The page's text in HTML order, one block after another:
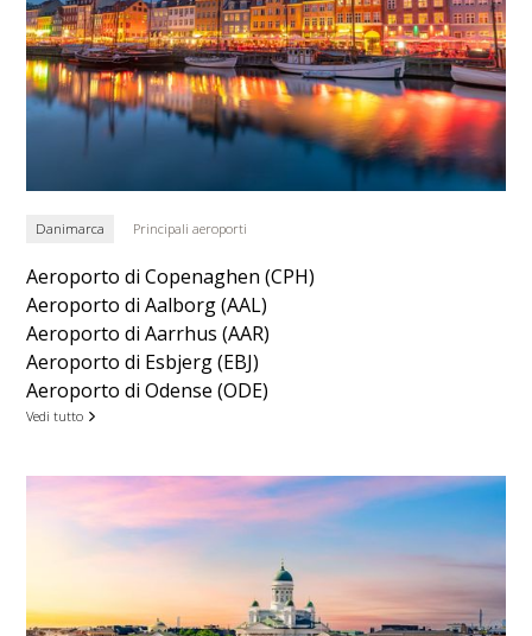
Danimarca Principali aeroporti
Aeroporto di Copenaghen (CPH)
Aeroporto di Aalborg (AAL)
Aeroporto di Aarrhus (AAR)
Aeroporto di Esbjerg (EBJ)
Aeroporto di Odense (ODE)
Vedi tutto